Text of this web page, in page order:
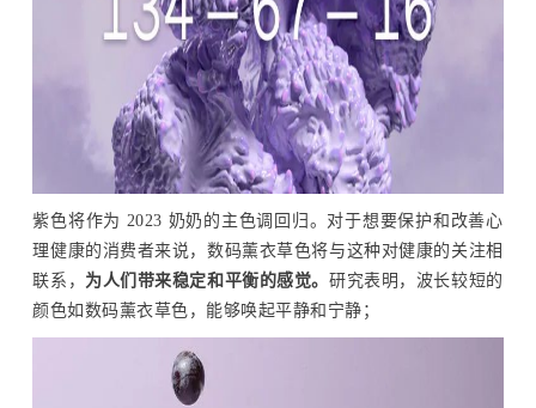
紫色将作为 2023 奶奶的主色调回归。对于想要保护和改善心
理健康的消费者来说，数码薰衣草色将与这种对健康的关注相
联系， 为人们带来稳定和平衡的感觉。研究表明，波长较短的
颜色如数码薰衣草色，能够唤起平静和宁静；